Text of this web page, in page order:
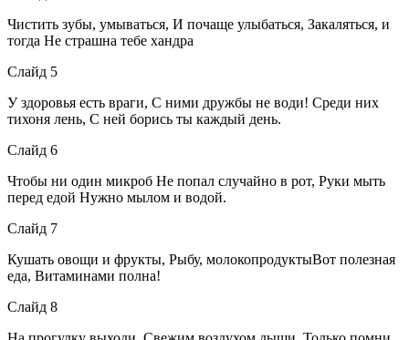
Чистить зубы, умываться, И почаще улыбаться, Закаляться, и
тогда Не страшна тебе хандра
Слайд 5
У здоровья есть враги, С ними дружбы не води! Среди них
тихоня лень, С ней борись ты каждый день.
Слайд 6
Чтобы ни один микроб Не попал случайно в рот, Руки мыть
перед едой Нужно мылом и водой.
Слайд 7
Кушать овощи и фрукты, Рыбу, молокопродуктыВот полезная
еда, Витаминами полна!
Слайд 8